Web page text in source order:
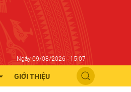
Ngày 09/08/2026 - 15:07
GIỚI THIỆU